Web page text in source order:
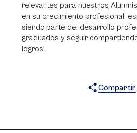
relevantes para nuestros
en su crecimiento profesional,
siendo parte del desarrollo
graduados y seguir
logros.
Compartir